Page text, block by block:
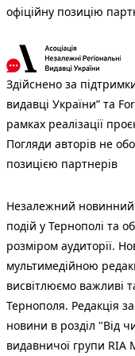
офіційну позицію
Здійснено за
видавці України” та
рамках реалізації
Погляди авторів не
позицією партнерів
Незалежний новинний
подій у Тернополі та
розміром аудиторії.
мультимедійною
висвітлюємо важливі
Тернополя. Редакція
новини в розділ "Від
видавничої групи RIA